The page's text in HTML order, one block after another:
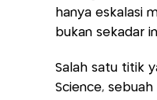
hanya eskalasi
bukan sekadar
Salah satu titik
Science,